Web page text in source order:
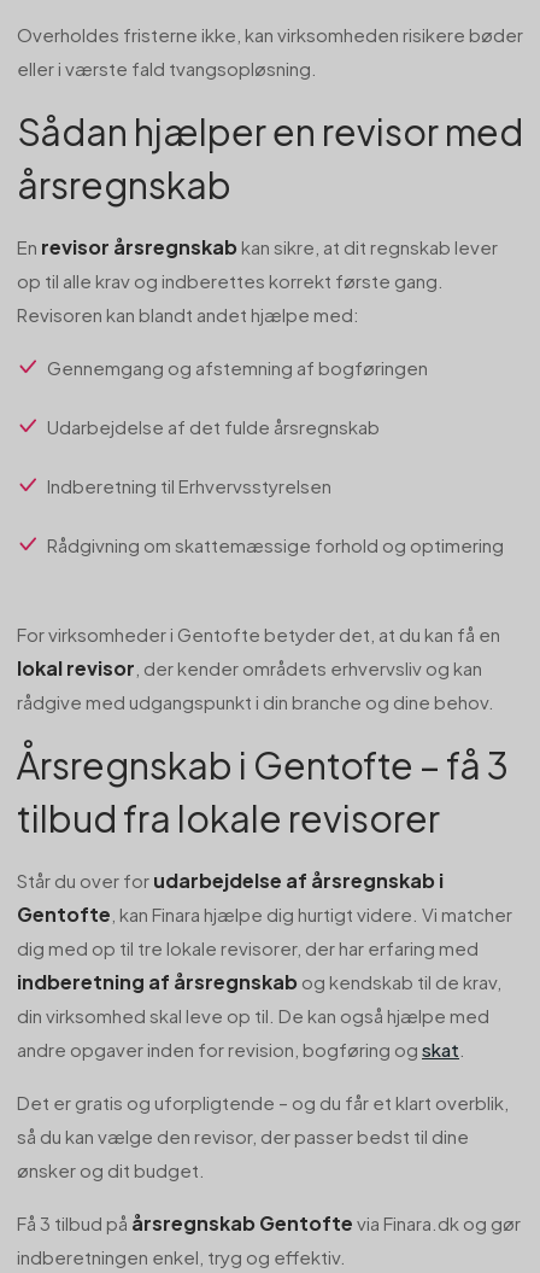
Overholdes fristerne ikke, kan virksomheden risikere bøder
eller i værste fald tvangsopløsning.
Sådan hjælper en revisor med
årsregnskab
En revisor årsregnskab kan sikre, at dit regnskab lever
op til alle krav og indberettes korrekt første gang.
Revisoren kan blandt andet hjælpe med:
Gennemgang og afstemning af bogføringen
Udarbejdelse af det fulde årsregnskab
Indberetning til Erhvervsstyrelsen
Rådgivning om skattemæssige forhold og optimering
For virksomheder i Gentofte betyder det, at du kan få en
lokal revisor , der kender områdets erhvervsliv og kan
rådgive med udgangspunkt i din branche og dine behov.
Årsregnskab i Gentofte – få 3
tilbud fra lokale revisorer
Står du over for udarbejdelse af årsregnskab i
Gentofte , kan Finara hjælpe dig hurtigt videre. Vi matcher
dig med op til tre lokale revisorer, der har erfaring med
indberetning af årsregnskab og kendskab til de krav,
din virksomhed skal leve op til. De kan også hjælpe med
andre opgaver inden for revision, bogføring og skat
Det er gratis og uforpligtende – og du får et klart overblik,
så du kan vælge den revisor, der passer bedst til dine
ønsker og dit budget.
Få 3 tilbud på årsregnskab Gentofte via Finara.dk og gør
indberetningen enkel, tryg og effektiv.